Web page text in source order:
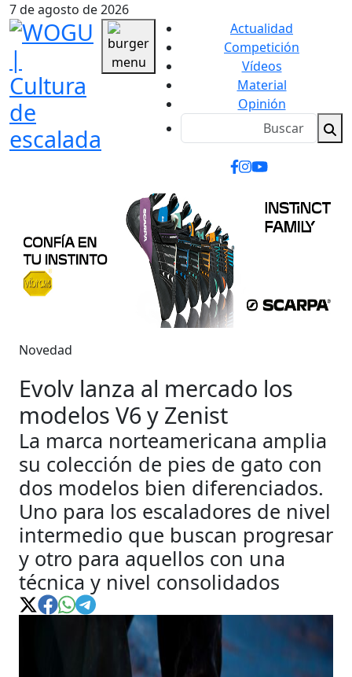
7 de agosto de 2026
Actualidad
Competición
Vídeos
Material
Opinión
Novedad
Evolv lanza al mercado los
modelos V6 y Zenist
La marca norteamericana amplia
su colección de pies de gato con
dos modelos bien diferenciados.
Uno para los escaladores de nivel
intermedio que buscan progresar
y otro para aquellos con una
técnica y nivel consolidados